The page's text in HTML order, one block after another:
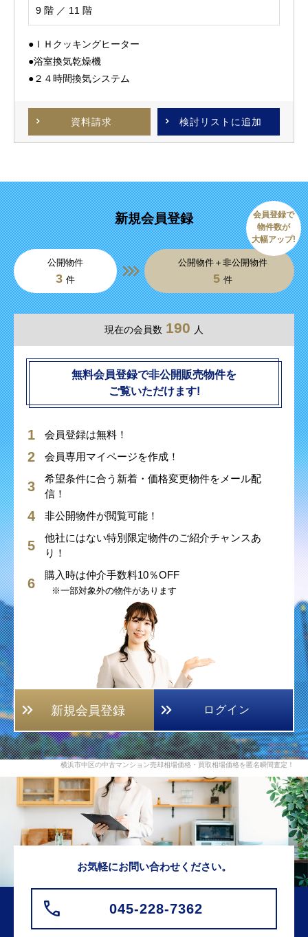
9 階 ／ 11 階
資料請求 検討リスト に追加
●ＩＨクッキングヒーター
●浴室換気乾燥機
●２４時間換気システム
新規会員登録
公開物件
3 件
公開物件＋非公開物件
5 件
会員登録で
物件数が
大幅アップ!
現在の会員数 190 人
無料会員登録で非公開販売物件を
ご覧いただけます!
会員登録は無料！
会員専用マイページを作成！
希望条件に合う新着・価格変更物件をメール配
信！
非公開物件が閲覧可能！
他社にはない特別限定物件のご紹介チャンスあ
り！
購入時は仲介手数料10％OFF
※一部対象外の物件があります
新規会員登録 ログイン
横浜市中区の中古マンション売却相場価格・買取相場価格を匿名瞬間査定！
お気軽にお問い合わせください。
045-228-7362